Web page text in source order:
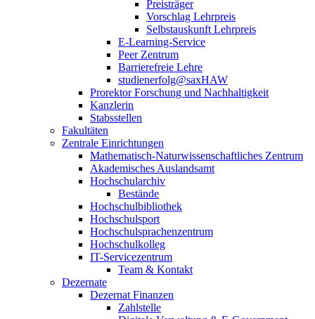
Preisträger
Vorschlag Lehrpreis
Selbstauskunft Lehrpreis
E-Learning-Service
Peer Zentrum
Barrierefreie Lehre
studienerfolg@saxHAW
Prorektor Forschung und Nachhaltigkeit
Kanzlerin
Stabsstellen
Fakultäten
Zentrale Einrichtungen
Mathematisch-Naturwissenschaftliches Zentrum
Akademisches Auslandsamt
Hochschularchiv
Bestände
Hochschulbibliothek
Hochschulsport
Hochschulsprachenzentrum
Hochschulkolleg
IT-Servicezentrum
Team & Kontakt
Dezernate
Dezernat Finanzen
Zahlstelle